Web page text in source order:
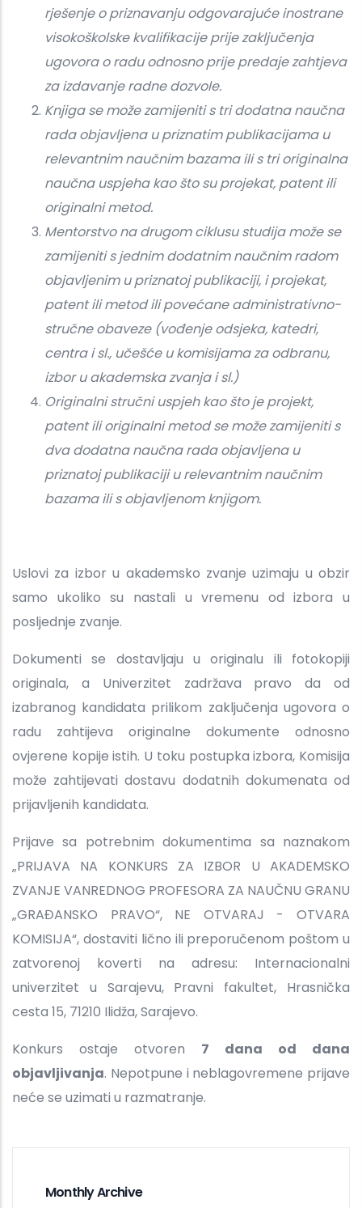
rješenje o priznavanju odgovarajuće inostrane
visokoškolske kvalifikacije prije zaključenja
ugovora o radu odnosno prije predaje zahtjeva
za izdavanje radne dozvole.
Knjiga se može zamijeniti s tri dodatna naučna
rada objavljena u priznatim publikacijama u
relevantnim naučnim bazama ili s tri originalna
naučna uspjeha kao što su projekat, patent ili
originalni metod.
Mentorstvo na drugom ciklusu studija može se
zamijeniti s jednim dodatnim naučnim radom
objavljenim u priznatoj publikaciji, i projekat,
patent ili metod ili povećane administrativno-
stručne obaveze (vođenje odsjeka, katedri,
centra i sl., učešće u komisijama za odbranu,
izbor u akademska zvanja i sl.)
Originalni stručni uspjeh kao što je projekt,
patent ili originalni metod se može zamijeniti s
dva dodatna naučna rada objavljena u
priznatoj publikaciji u relevantnim naučnim
bazama ili s objavljenom knjigom.
Uslovi za izbor u akademsko zvanje uzimaju u obzir
samo ukoliko su nastali u vremenu od izbora u
posljednje zvanje.
Dokumenti se dostavljaju u originalu ili fotokopiji
originala, a Univerzitet zadržava pravo da od
izabranog kandidata prilikom zaključenja ugovora o
radu zahtijeva originalne dokumente odnosno
ovjerene kopije istih. U toku postupka izbora, Komisija
može zahtijevati dostavu dodatnih dokumenata od
prijavljenih kandidata.
Prijave sa potrebnim dokumentima sa naznakom
„PRIJAVA NA KONKURS ZA IZBOR U AKADEMSKO
ZVANJE VANREDNOG PROFESORA ZA NAUČNU GRANU
„GRAĐANSKO PRAVO“, NE OTVARAJ - OTVARA
KOMISIJA“, dostaviti lično ili preporučenom poštom u
zatvorenoj koverti na adresu: Internacionalni
univerzitet u Sarajevu, Pravni fakultet, Hrasnička
cesta 15, 71210 Ilidža, Sarajevo.
Konkurs ostaje otvoren 7 dana od dana
objavljivanja. Nepotpune i neblagovremene prijave
neće se uzimati u razmatranje.
Monthly Archive